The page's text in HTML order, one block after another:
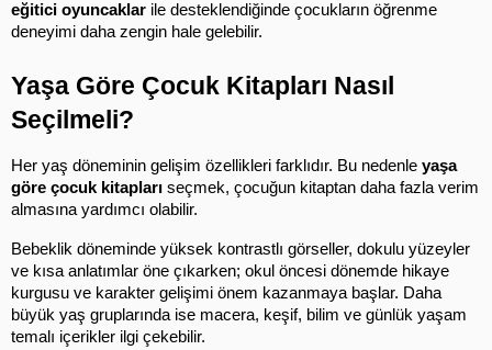
eğitici oyuncaklar ile desteklendiğinde çocukların öğrenme
deneyimi daha zengin hale gelebilir.
Yaşa Göre Çocuk Kitapları Nasıl
Seçilmeli?
Her yaş döneminin gelişim özellikleri farklıdır. Bu nedenle yaşa
göre çocuk kitapları seçmek, çocuğun kitaptan daha fazla verim
almasına yardımcı olabilir.
Bebeklik döneminde yüksek kontrastlı görseller, dokulu yüzeyler
ve kısa anlatımlar öne çıkarken; okul öncesi dönemde hikaye
kurgusu ve karakter gelişimi önem kazanmaya başlar. Daha
büyük yaş gruplarında ise macera, keşif, bilim ve günlük yaşam
temalı içerikler ilgi çekebilir.